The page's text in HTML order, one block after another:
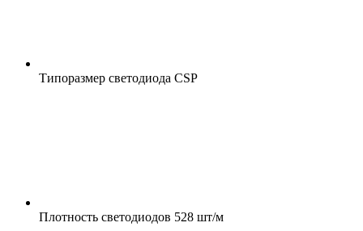
Типоразмер светодиода CSP
Плотность светодиодов 528 шт/м